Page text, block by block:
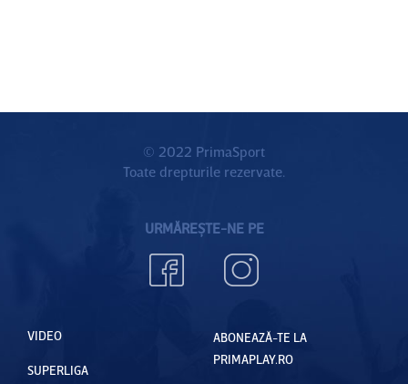
© 2022 PrimaSport
Toate drepturile rezervate.
URMĂREȘTE-NE PE
VIDEO
SUPERLIGA
ABONEAZĂ-TE LA
PRIMAPLAY.RO